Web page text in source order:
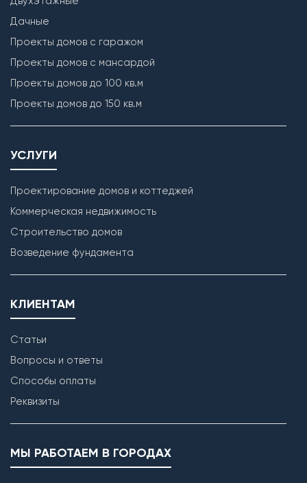
1. Монтаж цокольных и межэтажных пустотных плит
перекрытия (при наличии);
2. Бетонирование полов по грунту и монолитных
обработкой Биозащитным составом.
Бетонирование монолитной межэтажной лестницы
Дачные
Проекты домов с гаражом
Проекты домов с мансардой
Проекты домов до 100 кв.м
Проекты домов до 150 кв.м
УСЛУГИ
Проектирование домов и коттеджей
Коммерческая недвижимость
Строительство домов
Возведение фундамента
КЛИЕНТАМ
Статьи
Вопросы и ответы
Способы оплаты
Реквизиты
МЫ РАБОТАЕМ В ГОРОДАХ